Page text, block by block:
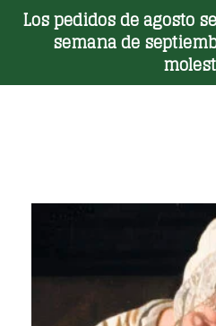
Los pedidos de agosto
semana de